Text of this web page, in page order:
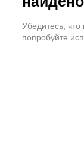
Убедитесь,
попробуйте